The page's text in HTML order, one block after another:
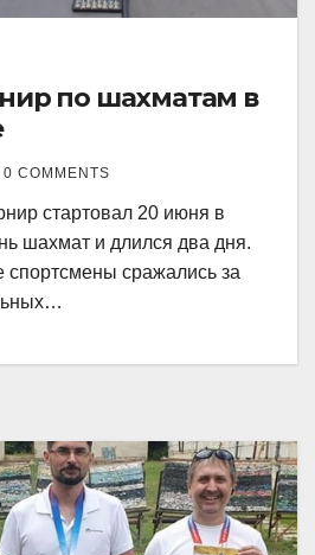
по шахматам в
0 COMMENTS
стартовал 20 июня в
шахмат и длился два дня.
сражались за